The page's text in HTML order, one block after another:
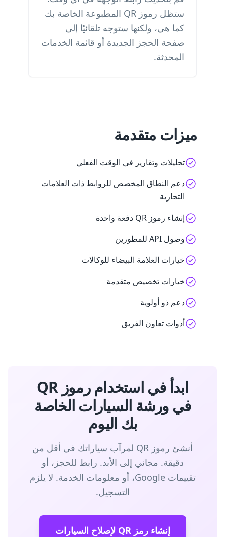
ستظل رموز QR المطبوعة الخاصة بك
كما هي، ولكنها ستوجه تلقائيًا إلى
صفحة الحجز الجديدة أو قائمة الخدمات
المحدثة.
ميزات متقدمة
تحليلات وتقارير في الوقت الفعلي
دعم النطاق المخصص للروابط ذات العلامات
التجارية
إنشاء رموز QR دفعة واحدة
وصول API للمطورين
خيارات العلامة البيضاء للوكالات
خيارات تخصيص متقدمة
دعم ذو أولوية
أدوات تعاون الفريق
ابدأ في استخدام رموز QR
في ورشة السيارات الخاصة
بك اليوم
أنشئ رموز QR لمرآب سياراتك في أقل من
دقيقة. مجاني إلى الأبد. رابط للحجز، أو
تقييمات Google، أو معلومات الخدمة. لا يلزم
التسجيل.
إنشاء رمز QR لإصلاح السيارات